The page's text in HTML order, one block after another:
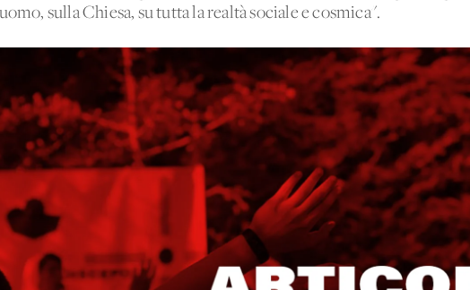
sulla Chiesa, su tutta la realtà sociale e cosmica".